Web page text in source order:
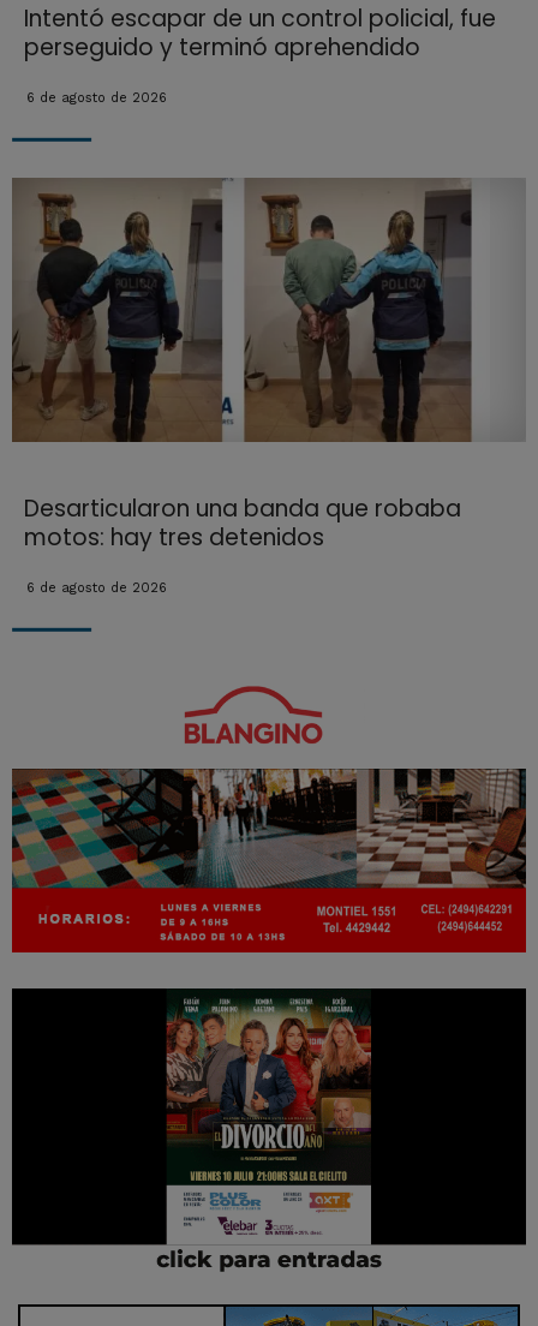
Intentó escapar de un control policial, fue
perseguido y terminó aprehendido
6 de agosto de 2026
Desarticularon una banda que robaba
motos: hay tres detenidos
6 de agosto de 2026